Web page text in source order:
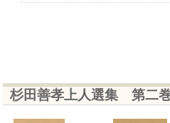
杉田善孝上人選集 第二